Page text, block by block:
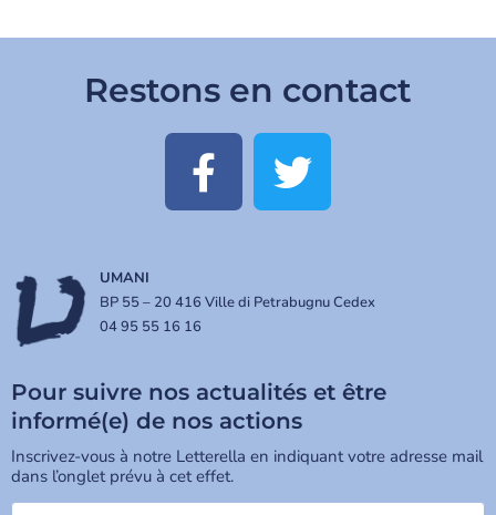
Restons en contact
UMANI
BP 55 – 20 416 Ville di Petrabugnu Cedex
04 95 55 16 16
Pour suivre nos actualités et être
informé(e) de nos actions
Inscrivez-vous à notre Letterella en indiquant votre adresse mail
dans l’onglet prévu à cet effet.